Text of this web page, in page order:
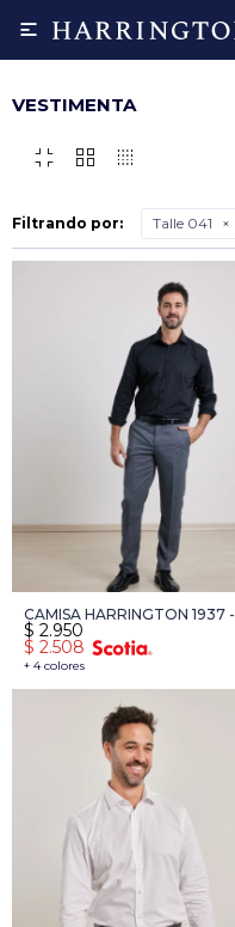

VESTIMENTA
fullscreen_exit grid_view transition_dissolve
Filtrando por: Talle 041
CAMISA HARRINGTON 1937 -
NEGRO
+ 4 colores
$ 2.950
$ 2.508